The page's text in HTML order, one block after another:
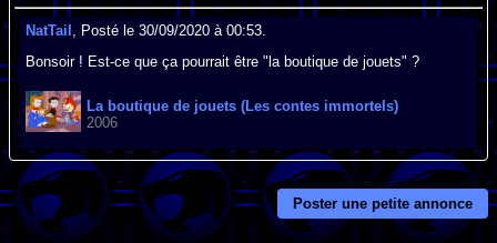
NatTail , Posté le 30/09/2020 à 00:53.
Bonsoir ! Est-ce que ça pourrait être "la boutique de jouets" ?
La boutique de jouets (Les contes immortels)
2006
Poster une petite annonce